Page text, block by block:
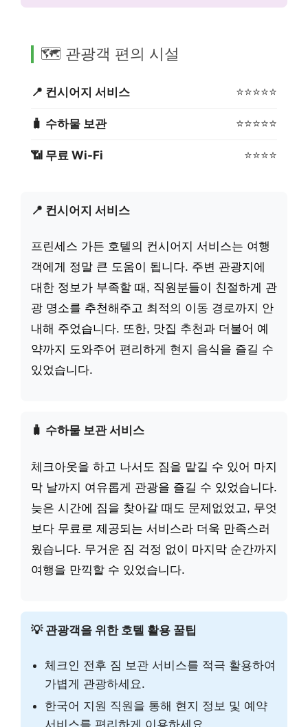
🗺️ 관광객 편의 시설
📍 컨시어지 서비스 ⭐⭐⭐⭐⭐
🧳 수하물 보관 ⭐⭐⭐⭐⭐
📶 무료 Wi-Fi ⭐⭐⭐⭐
📍 컨시어지 서비스
프린세스 가든 호텔의 컨시어지 서비스는 여행
객에게 정말 큰 도움이 됩니다. 주변 관광지에
대한 정보가 부족할 때, 직원분들이 친절하게 관
광 명소를 추천해주고 최적의 이동 경로까지 안
내해 주었습니다. 또한, 맛집 추천과 더불어 예
약까지 도와주어 편리하게 현지 음식을 즐길 수
있었습니다.
🧳 수하물 보관 서비스
체크아웃을 하고 나서도 짐을 맡길 수 있어 마지
막 날까지 여유롭게 관광을 즐길 수 있었습니다.
늦은 시간에 짐을 찾아갈 때도 문제없었고, 무엇
보다 무료로 제공되는 서비스라 더욱 만족스러
웠습니다. 무거운 짐 걱정 없이 마지막 순간까지
여행을 만끽할 수 있었습니다.
💡 관광객을 위한 호텔 활용 꿀팁
체크인 전후 짐 보관 서비스를 적극 활용하여
가볍게 관광하세요.
한국어 지원 직원을 통해 현지 정보 및 예약